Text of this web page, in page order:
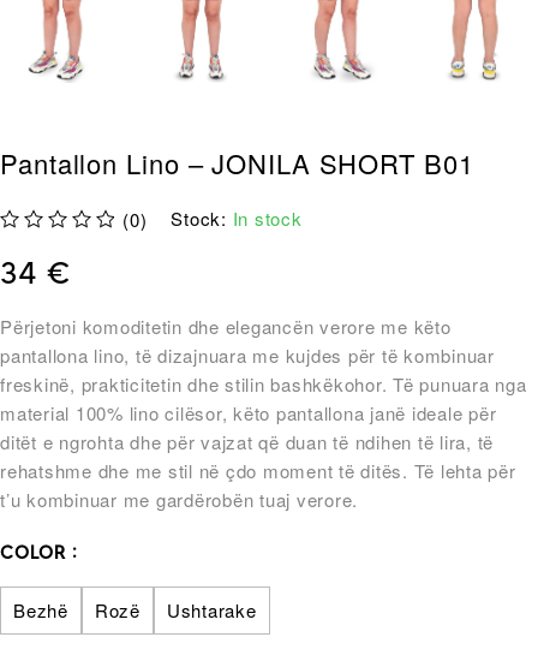
Pantallon Lino – JONILA SHORT B01
(0) Stock: In stock
Përjetoni komoditetin dhe elegancën verore me këto
pantallona lino, të dizajnuara me kujdes për të kombinuar
freskinë, prakticitetin dhe stilin bashkëkohor. Të punuara nga
material 100% lino cilësor, këto pantallona janë ideale për
ditët e ngrohta dhe për vajzat që duan të ndihen të lira, të
rehatshme dhe me stil në çdo moment të ditës. Të lehta për
t’u kombinuar me gardërobën tuaj verore.
34 €
COLOR
Bezhë Rozë Ushtarake